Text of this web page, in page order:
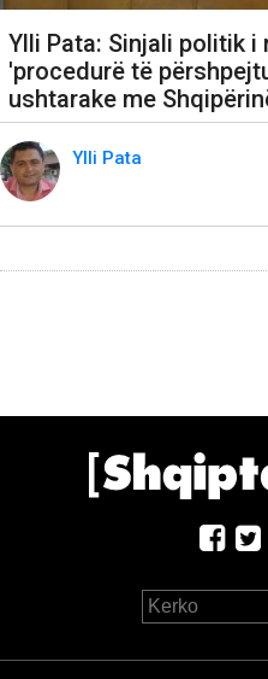
Ylli Pata: Sinjali politik
'procedurë të
ushtarake me
Ylli Pata